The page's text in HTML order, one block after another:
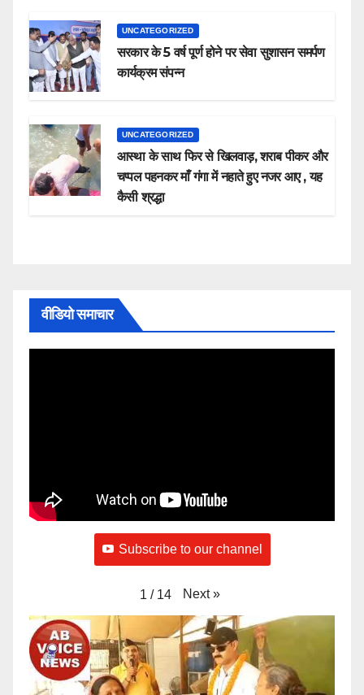
UNCATEGORIZED
सरकार के 5 वर्ष पूर्ण होने पर सेवा सुशासन समर्पण
कार्यक्रम संपन्न
UNCATEGORIZED
आस्था के साथ फिर से खिलवाड़, शराब पीकर और
चप्पल पहनकर माँ गंगा में नहाते हुए नजर आए , यह
कैसी श्रद्धा
वीडियो समाचार
Subscribe to our channel
1 / 14 Next »